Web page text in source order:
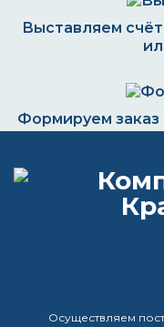
Выставляем
Формируем заказ
Осуществляем